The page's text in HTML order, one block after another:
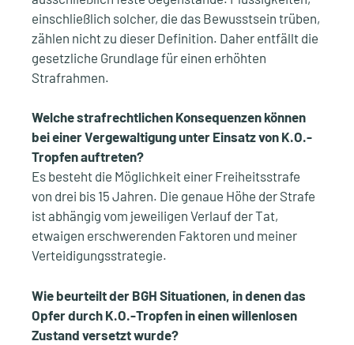
einschließlich solcher, die das Bewusstsein trüben,
zählen nicht zu dieser Definition. Daher entfällt die
gesetzliche Grundlage für einen erhöhten
Strafrahmen.
Welche strafrechtlichen Konsequenzen können
bei einer Vergewaltigung unter Einsatz von K.O.-
Tropfen auftreten?
Es besteht die Möglichkeit einer Freiheitsstrafe
von drei bis 15 Jahren. Die genaue Höhe der Strafe
ist abhängig vom jeweiligen Verlauf der Tat,
etwaigen erschwerenden Faktoren und meiner
Verteidigungsstrategie.
Wie beurteilt der BGH Situationen, in denen das
Opfer durch K.O.-Tropfen in einen willenlosen
Zustand versetzt wurde?